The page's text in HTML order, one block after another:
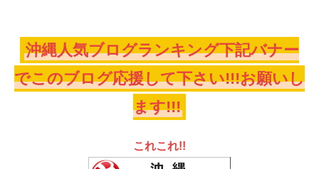
沖縄人気ブログランキング下記バナー
でこのブログ応援して下さい!!!お願いし
ます!!!
これこれ!!